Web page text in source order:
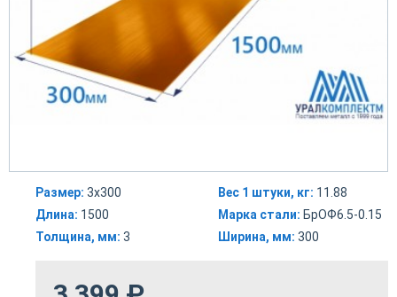
Размер: 3x300
Длина: 1500
Толщина, мм: 3
Вес 1 штуки, кг: 11.88
Марка стали: БрОФ6.5-0.15
Ширина, мм: 300